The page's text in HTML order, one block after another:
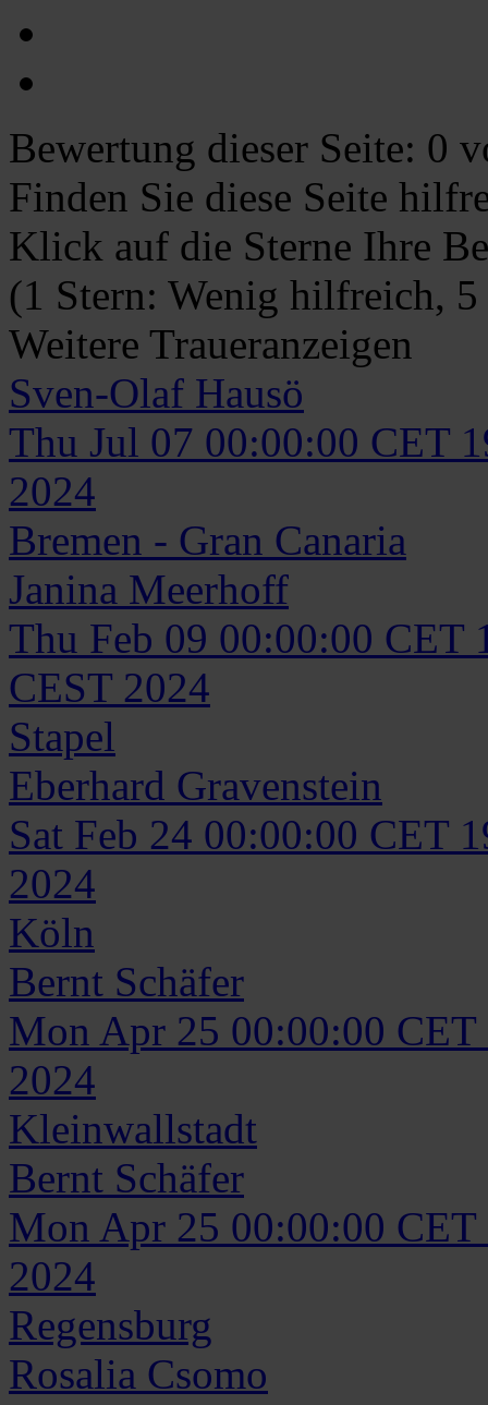
Bewertung dieser Seite: 0
Finden Sie diese Seite
Klick auf die Sterne Ihre
(1 Stern: Wenig hilfreich,
Weitere Traueranzeigen
Sven-Olaf Hausö
Thu Jul 07 00:00:00 CET
2024
Bremen - Gran Canaria
Janina Meerhoff
Thu Feb 09 00:00:00 CET
CEST 2024
Stapel
Eberhard Gravenstein
Sat Feb 24 00:00:00 CET
2024
Köln
Bernt Schäfer
Mon Apr 25 00:00:00 CET
2024
Kleinwallstadt
Bernt Schäfer
Mon Apr 25 00:00:00 CET
2024
Regensburg
Rosalia Csomo